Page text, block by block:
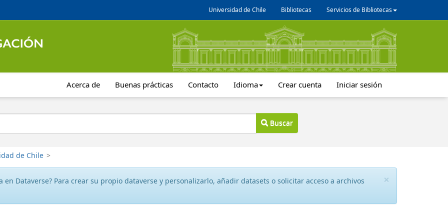
Universidad de Chile Bibliotecas Servicios de Bibliotecas
Acerca de Buenas prácticas Contacto Idioma Crear cuenta Iniciar sesión
Buscar
de Chile >
×
en Dataverse? Para crear su propio dataverse y personalizarlo, añadir datasets o solicitar acceso a archivos